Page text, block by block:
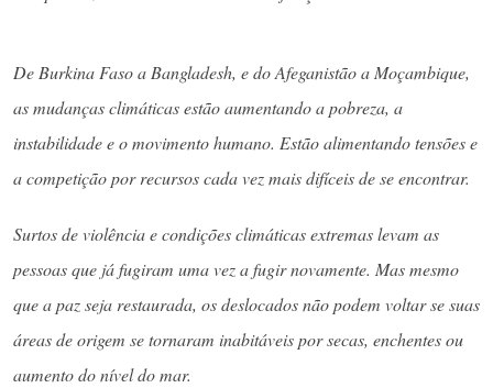
De Burkina Faso a Bangladesh, e do Afeganistão a Moçambique,
as mudanças climáticas estão aumentando a pobreza, a
instabilidade e o movimento humano. Estão alimentando tensões e
a competição por recursos cada vez mais difíceis de se encontrar.
Surtos de violência e condições climáticas extremas levam as
pessoas que já fugiram uma vez a fugir novamente. Mas mesmo
que a paz seja restaurada, os deslocados não podem voltar se suas
áreas de origem se tornaram inabitáveis ​​por secas, enchentes ou
aumento do nível do mar.